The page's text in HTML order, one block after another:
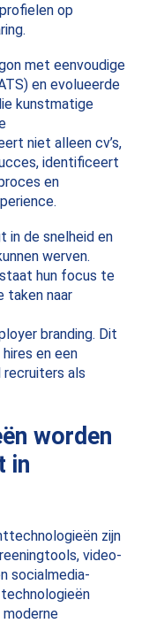
op
met eenvoudige
en evolueerde
kunstmatige
niet alleen cv’s,
identificeert
en
in de snelheid en
werven.
hun focus te
taken naar
branding. Dit
en een
als
worden
in
zijn
video-
socialmedia-